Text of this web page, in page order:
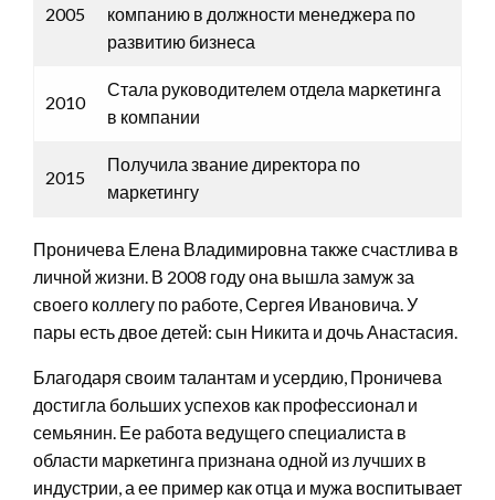
2005
компанию в должности менеджера по
развитию бизнеса
2010
Стала руководителем отдела маркетинга
в компании
2015
Получила звание директора по
маркетингу
Проничева Елена Владимировна также счастлива в
личной жизни. В 2008 году она вышла замуж за
своего коллегу по работе, Сергея Ивановича. У
пары есть двое детей: сын Никита и дочь Анастасия.
Благодаря своим талантам и усердию, Проничева
достигла больших успехов как профессионал и
семьянин. Ее работа ведущего специалиста в
области маркетинга признана одной из лучших в
индустрии, а ее пример как отца и мужа воспитывает